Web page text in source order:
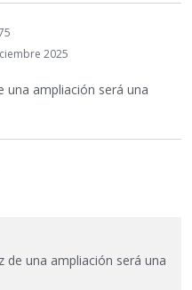
2025
una ampliación será una
de una ampliación será una